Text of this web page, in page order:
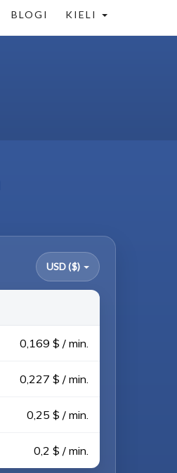
BLOGI KIELI
USD ($)
0,169 $ / min.
0,227 $ / min.
0,25 $ / min.
0,2 $ / min.